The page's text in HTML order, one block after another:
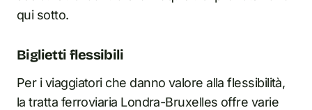
qui sotto.
Biglietti flessibili
Per i viaggiatori che danno valore alla flessibilità,
la tratta ferroviaria Londra-Bruxelles offre varie